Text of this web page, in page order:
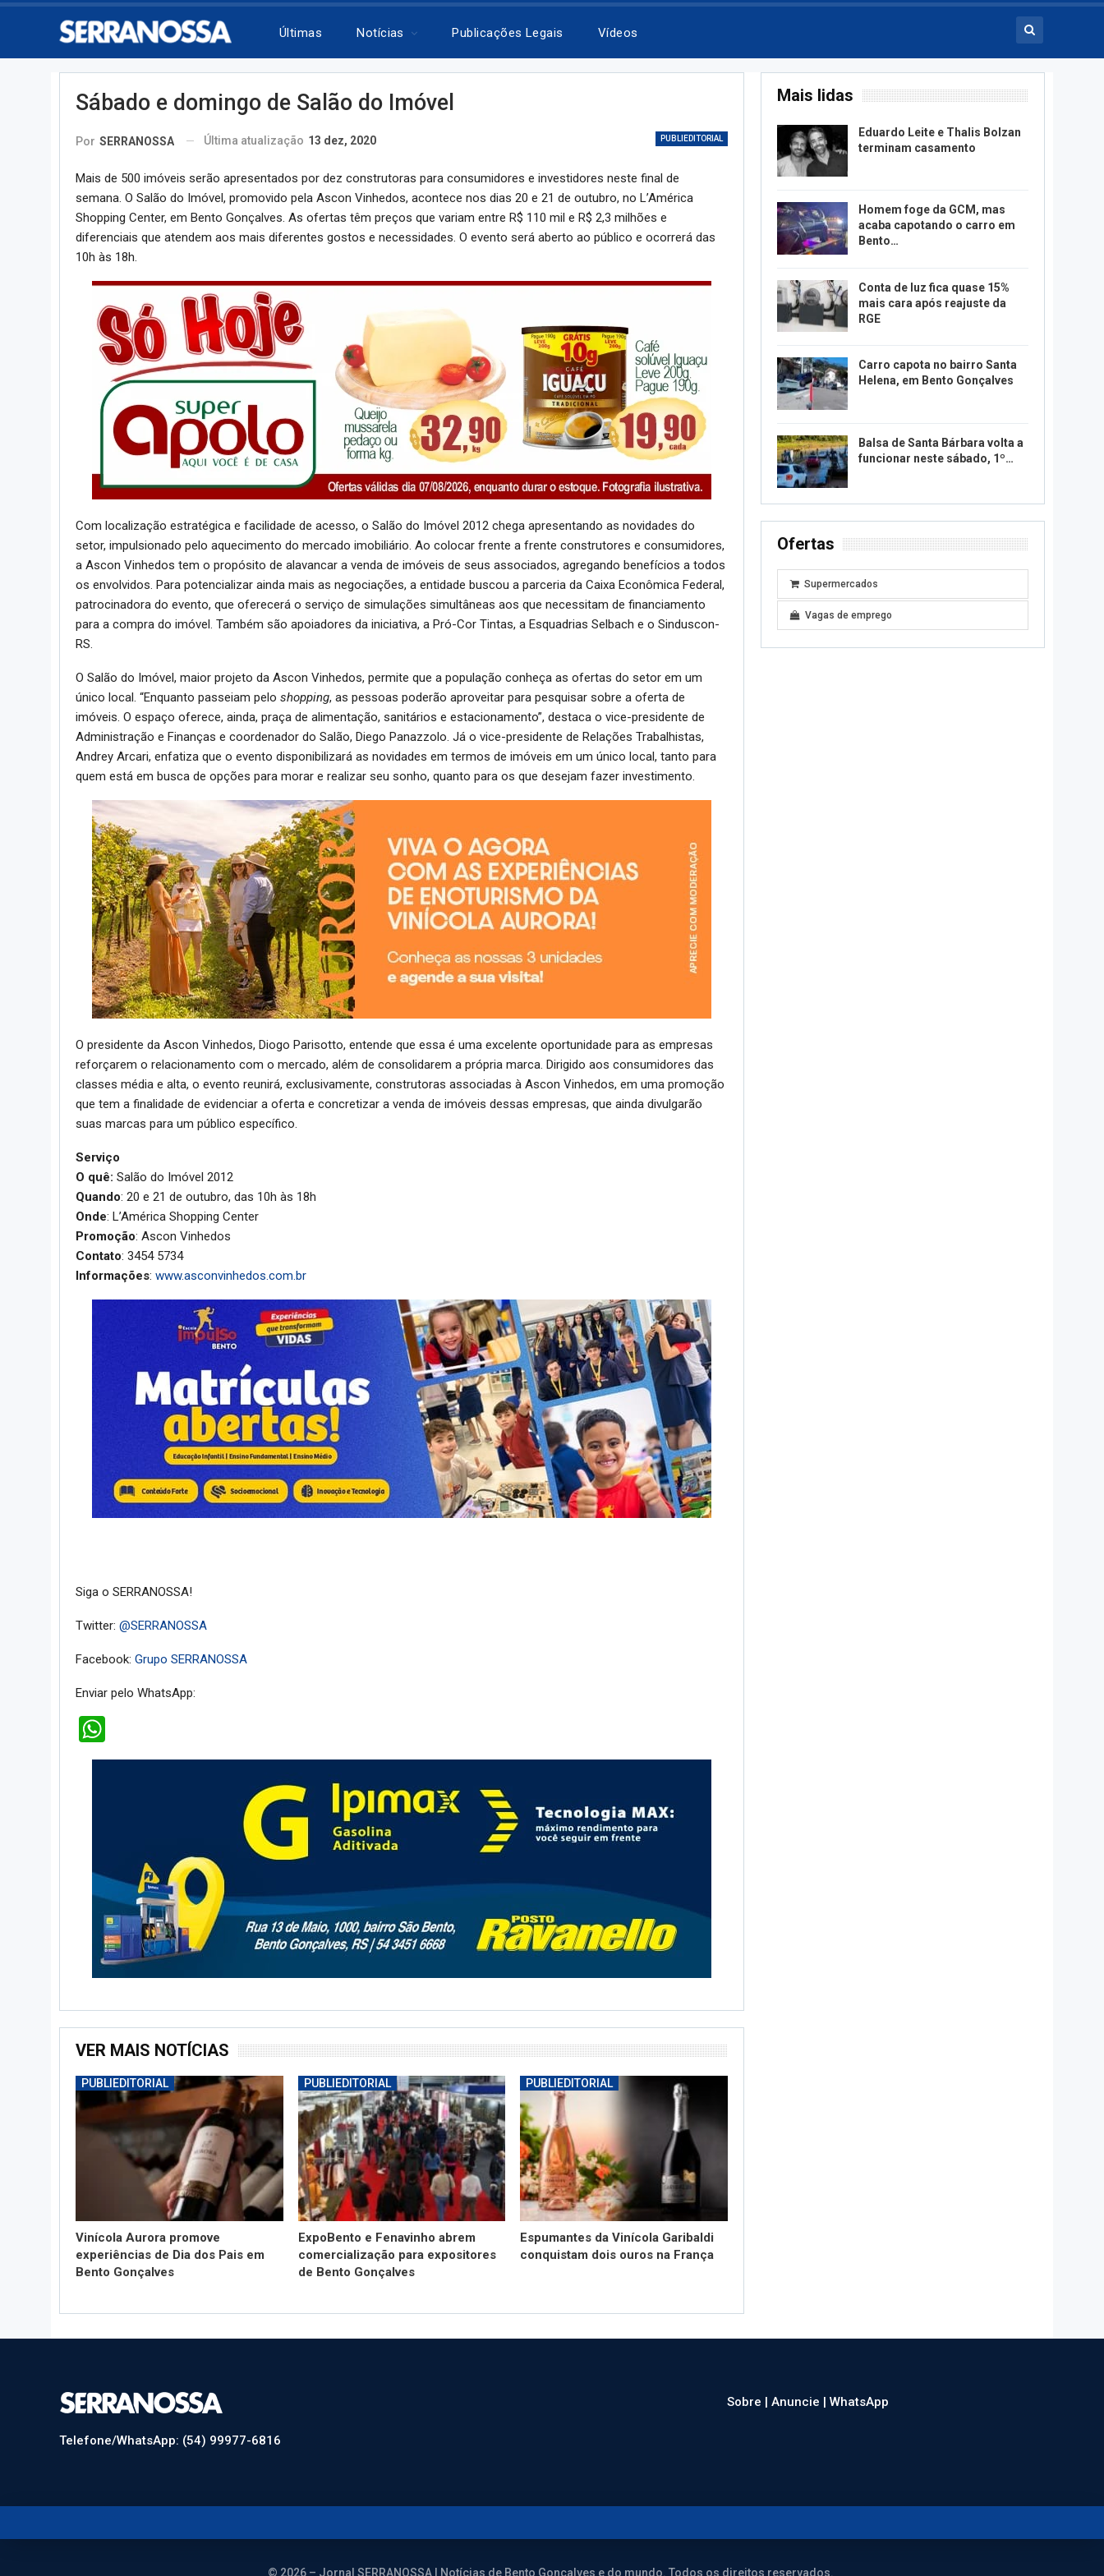
Últimas Notícias Publicações Legais Vídeos
Sábado e domingo de Salão do Imóvel
PUBLIEDITORIAL
Por SERRANOSSA Última atualização 13 dez, 2020
Mais de 500 imóveis serão apresentados por dez construtoras para consumidores e investidores neste final de
semana. O Salão do Imóvel, promovido pela Ascon Vinhedos, acontece nos dias 20 e 21 de outubro, no L’América
Shopping Center, em Bento Gonçalves. As ofertas têm preços que variam entre R$ 110 mil e R$ 2,3 milhões e
diferenciais que atendem aos mais diferentes gostos e necessidades. O evento será aberto ao público e ocorrerá das
10h às 18h.
Com localização estratégica e facilidade de acesso, o Salão do Imóvel 2012 chega apresentando as novidades do
setor, impulsionado pelo aquecimento do mercado imobiliário. Ao colocar frente a frente construtores e consumidores,
a Ascon Vinhedos tem o propósito de alavancar a venda de imóveis de seus associados, agregando benefícios a todos
os envolvidos. Para potencializar ainda mais as negociações, a entidade buscou a parceria da Caixa Econômica Federal,
patrocinadora do evento, que oferecerá o serviço de simulações simultâneas aos que necessitam de financiamento
para a compra do imóvel. Também são apoiadores da iniciativa, a Pró-Cor Tintas, a Esquadrias Selbach e o Sinduscon-
RS.
O Salão do Imóvel, maior projeto da Ascon Vinhedos, permite que a população conheça as ofertas do setor em um
único local. “Enquanto passeiam pelo shopping, as pessoas poderão aproveitar para pesquisar sobre a oferta de
imóveis. O espaço oferece, ainda, praça de alimentação, sanitários e estacionamento”, destaca o vice-presidente de
Administração e Finanças e coordenador do Salão, Diego Panazzolo. Já o vice-presidente de Relações Trabalhistas,
Andrey Arcari, enfatiza que o evento disponibilizará as novidades em termos de imóveis em um único local, tanto para
quem está em busca de opções para morar e realizar seu sonho, quanto para os que desejam fazer investimento.
O presidente da Ascon Vinhedos, Diogo Parisotto, entende que essa é uma excelente oportunidade para as empresas
reforçarem o relacionamento com o mercado, além de consolidarem a própria marca. Dirigido aos consumidores das
classes média e alta, o evento reunirá, exclusivamente, construtoras associadas à Ascon Vinhedos, em uma promoção
que tem a finalidade de evidenciar a oferta e concretizar a venda de imóveis dessas empresas, que ainda divulgarão
suas marcas para um público específico.
Serviço
O quê: Salão do Imóvel 2012
Quando: 20 e 21 de outubro, das 10h às 18h
Onde: L’América Shopping Center
Promoção: Ascon Vinhedos
Contato: 3454 5734
Informações: www.asconvinhedos.com.br
Siga o SERRANOSSA!
Twitter: @SERRANOSSA
Facebook: Grupo SERRANOSSA
Enviar pelo WhatsApp:
VER MAIS NOTÍCIAS
PUBLIEDITORIAL
Vinícola Aurora promove
experiências de Dia dos Pais em
Bento Gonçalves
PUBLIEDITORIAL
ExpoBento e Fenavinho abrem
comercialização para expositores
de Bento Gonçalves
PUBLIEDITORIAL
Espumantes da Vinícola Garibaldi
conquistam dois ouros na França
Mais lidas
Eduardo Leite e Thalis Bolzan
terminam casamento
Homem foge da GCM, mas
acaba capotando o carro em
Bento…
Conta de luz fica quase 15%
mais cara após reajuste da
RGE
Carro capota no bairro Santa
Helena, em Bento Gonçalves
Balsa de Santa Bárbara volta a
funcionar neste sábado, 1º…
Ofertas
Supermercados
Vagas de emprego
Telefone/WhatsApp: (54) 99977-6816
Sobre |Anuncie |WhatsApp
© 2026 – Jornal SERRANOSSA | Notícias de Bento Gonçalves e do mundo. Todos os direitos reservados.